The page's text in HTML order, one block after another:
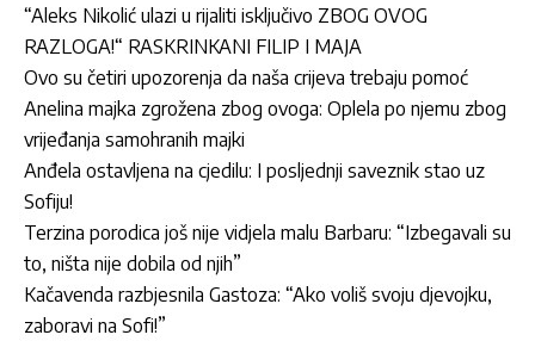
“Aleks Nikolić ulazi u rijaliti isključivo ZBOG OVOG
RAZLOGA!“ RASKRINKANI FILIP I MAJA
Ovo su četiri upozorenja da naša crijeva trebaju pomoć
Anelina majka zgrožena zbog ovoga: Oplela po njemu zbog
vrijeđanja samohranih majki
Anđela ostavljena na cjedilu: I posljednji saveznik stao uz
Sofiju!
Terzina porodica još nije vidjela malu Barbaru: “Izbegavali su
to, ništa nije dobila od njih”
Kačavenda razbjesnila Gastoza: “Ako voliš svoju djevojku,
zaboravi na Sofi!”